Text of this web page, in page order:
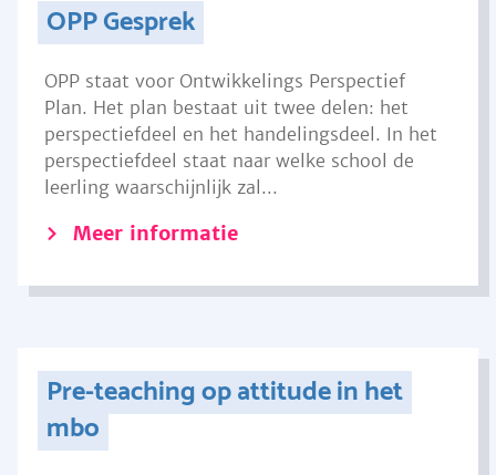
OPP Gesprek
OPP staat voor Ontwikkelings Perspectief
Plan. Het plan bestaat uit twee delen: het
perspectiefdeel en het handelingsdeel. In het
perspectiefdeel staat naar welke school de
leerling waarschijnlijk zal...
Meer informatie
Pre-teaching op attitude in het
mbo